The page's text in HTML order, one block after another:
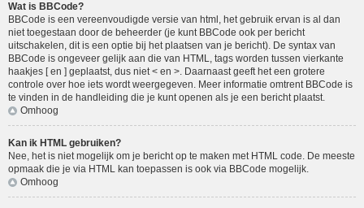
Wat is BBCode?
BBCode is een vereenvoudigde versie van html, het gebruik ervan is al dan
niet toegestaan door de beheerder (je kunt BBCode ook per bericht
uitschakelen, dit is een optie bij het plaatsen van je bericht). De syntax van
BBCode is ongeveer gelijk aan die van HTML, tags worden tussen vierkante
haakjes [ en ] geplaatst, dus niet < en >. Daarnaast geeft het een grotere
controle over hoe iets wordt weergegeven. Meer informatie omtrent BBCode is
te vinden in de handleiding die je kunt openen als je een bericht plaatst.
Omhoog
Kan ik HTML gebruiken?
Nee, het is niet mogelijk om je bericht op te maken met HTML code. De meeste
opmaak die je via HTML kan toepassen is ook via BBCode mogelijk.
Omhoog